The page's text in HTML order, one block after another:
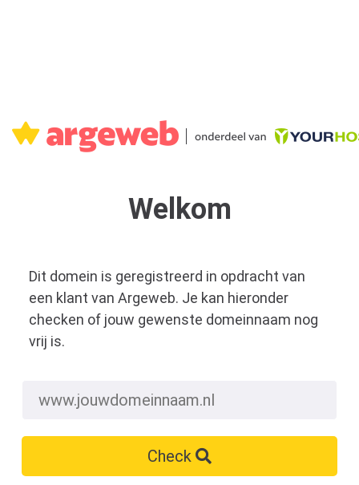
Welkom
Dit domein is geregistreerd in opdracht van
een klant van Argeweb. Je kan hieronder
checken of jouw gewenste domeinnaam nog
vrij is.
Check